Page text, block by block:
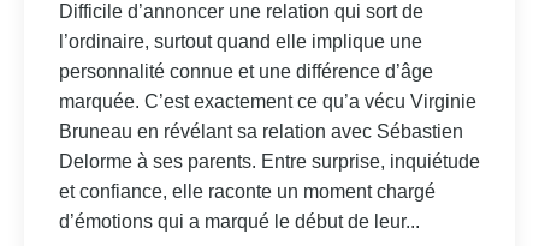
Difficile d’annoncer une relation qui sort de
l’ordinaire, surtout quand elle implique une
personnalité connue et une différence d’âge
marquée. C’est exactement ce qu’a vécu Virginie
Bruneau en révélant sa relation avec Sébastien
Delorme à ses parents. Entre surprise, inquiétude
et confiance, elle raconte un moment chargé
d’émotions qui a marqué le début de leur...